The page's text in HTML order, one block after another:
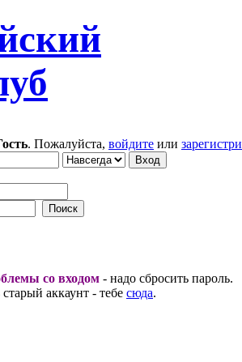
. Пожалуйста, войдите или
со входом - надо сбросить пароль.
аккаунт - тебе сюда.